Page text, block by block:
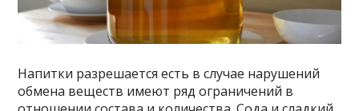
Напитки разрешается есть в случае нарушений
обмена веществ имеют ряд ограничений в